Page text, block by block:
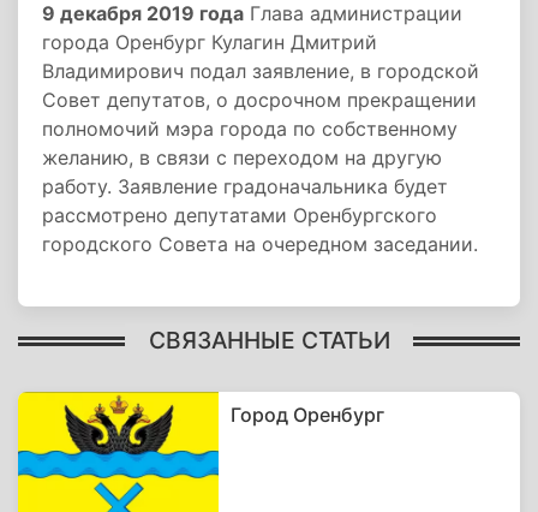
9 декабря 2019 года Глава администрации
города Оренбург Кулагин Дмитрий
Владимирович подал заявление, в городской
Совет депутатов, о досрочном прекращении
полномочий мэра города по собственному
желанию, в связи с переходом на другую
работу. Заявление градоначальника будет
рассмотрено депутатами Оренбургского
городского Совета на очередном заседании.
СВЯЗАННЫЕ СТАТЬИ
Город Оренбург